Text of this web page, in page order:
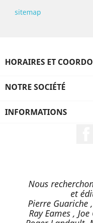
sitemap
HORAIRES ET
NOTRE SOCIÉTÉ
INFORMATIONS
Nous
et
Pierre Guariche
Ray Eames ,